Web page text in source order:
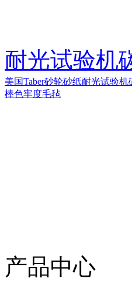
耐光试验机
美国Taber砂轮砂纸耐光试验机
棒色牢度毛毡
产品中心